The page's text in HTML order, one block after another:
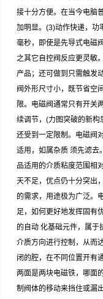
接十分方便。在当今电脑
加明显。(3)动作快递，功
毫秒，即使是先导式电磁
之其它自控阀反应更灵敏
产品；还可做到只需触发
阀外形尺寸小，既节省空
限。电磁阀通常只有开关
续调节，(力图突破的新
还受到一定限制。电磁阀
适用，如属杂质 须先滤去
品适用的介质粘度范围相
天不足，优点仍十分突出
的需求，用途极为广泛。
足，如何更好地发挥固有
的自动 化基础元件，属
介质方向进行控制，从而
闭的腔，在不同位置开有
两面是两块电磁铁，哪面
制阀体的移动来挡住或漏